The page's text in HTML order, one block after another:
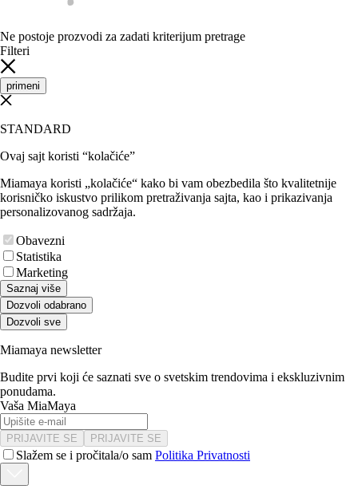
Ne postoje prozvodi za zadati kriterijum pretrage
Filteri
primeni
STANDARD
Ovaj sajt koristi “kolačiće”
Miamaya koristi „kolačiće“ kako bi vam obezbedila što kvalitetnije
korisničko iskustvo prilikom pretraživanja sajta, kao i prikazivanja
personalizovanog sadržaja.
Obavezni
Statistika
Marketing
Saznaj više
Dozvoli odabrano
Dozvoli sve
Miamaya newsletter
Budite prvi koji će saznati sve o svetskim trendovima i ekskluzivnim
ponudama.
Vaša MiaMaya
PRIJAVITE SE PRIJAVITE SE
Slažem se i pročitala/o sam Politika Privatnosti